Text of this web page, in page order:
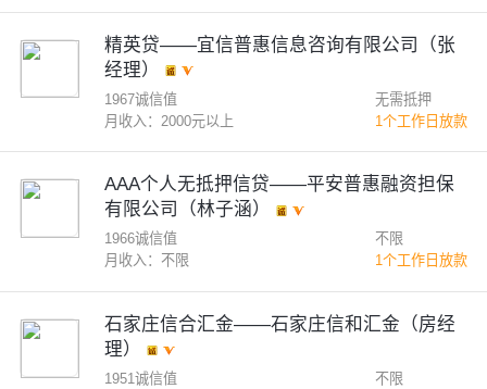
精英贷——宜信普惠信息咨询有限公司（张
经理）
1967诚信值
月收入：2000元以上
无需抵押
1个工作日放款
AAA个人无抵押信贷——平安普惠融资担保
有限公司（林子涵）
1966诚信值
月收入：不限
不限
1个工作日放款
石家庄信合汇金——石家庄信和汇金（房经
理）
1951诚信值
不限